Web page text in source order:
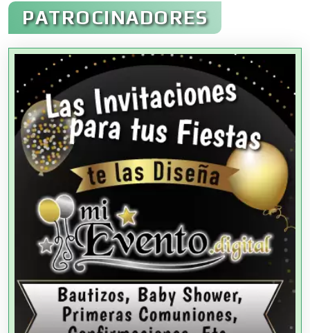
Agencias Aduanales
Agencias de Autos
Agencias de Cobranza
Agencias de Colocación
Agencias de Modelos
Agencias de Publicidad
PATROCINADORES